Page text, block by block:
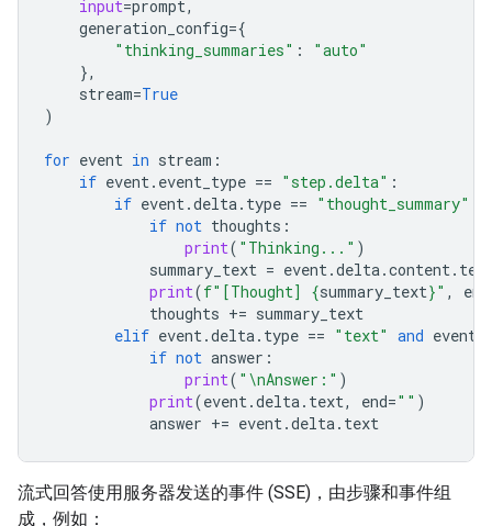
input=prompt,
generation_config={
"thinking_summaries" :
"auto"
},
stream=True
)
for event in stream :
if event. event_type == "step.delta" :
if event.delta. type == "thought_summary"
if not thoughts :
print( "Thinking..." )
summary_text = event.delta.content.
print(f"[Thought] {summary_text}" , end
thoughts += summary_text
elif event.delta. type == "text" and event
if not answer :
print( " \nAnswer:" )
print(event.delta. text, end="" )
answer += event.delta. text
流式回答使用服务器发送的事件 (SSE)，由步骤和事件组
成，例如：